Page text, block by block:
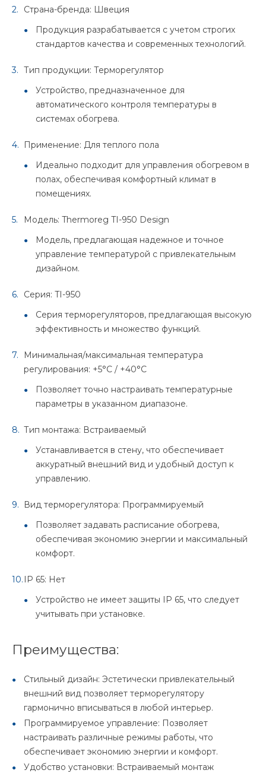
Страна-бренда: Швеция
Продукция разрабатывается с учетом строгих
стандартов качества и современных технологий.
Тип продукции: Терморегулятор
Устройство, предназначенное для
автоматического контроля температуры в
системах обогрева.
Применение: Для теплого пола
Идеально подходит для управления обогревом в
полах, обеспечивая комфортный климат в
помещениях.
Модель: Thermoreg TI-950 Design
Модель, предлагающая надежное и точное
управление температурой с привлекательным
дизайном.
Серия: TI-950
Серия терморегуляторов, предлагающая высокую
эффективность и множество функций.
Минимальная/максимальная температура
регулирования: +5°C / +40°C
Позволяет точно настраивать температурные
параметры в указанном диапазоне.
Тип монтажа: Встраиваемый
Устанавливается в стену, что обеспечивает
аккуратный внешний вид и удобный доступ к
управлению.
Вид терморегулятора: Программируемый
Позволяет задавать расписание обогрева,
обеспечивая экономию энергии и максимальный
комфорт.
IP 65: Нет
Устройство не имеет защиты IP 65, что следует
учитывать при установке.
Преимущества:
Стильный дизайн: Эстетически привлекательный
внешний вид позволяет терморегулятору
гармонично вписываться в любой интерьер.
Программируемое управление: Позволяет
настраивать различные режимы работы, что
обеспечивает экономию энергии и комфорт.
Удобство установки: Встраиваемый монтаж